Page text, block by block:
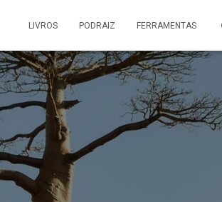
LIVROS PODRAIZ FERRAMENTAS